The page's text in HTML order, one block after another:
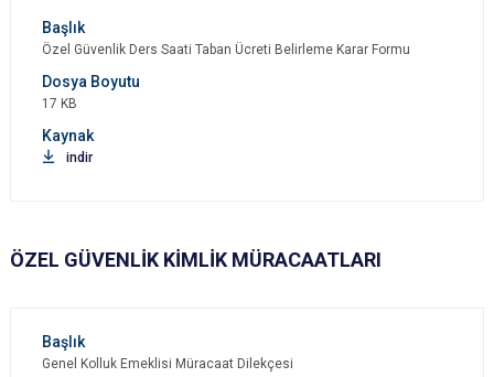
Özel Güvenlik Ders Saati Taban Ücreti Belirleme Karar Formu
17 KB
indir
ÖZEL GÜVENLİK KİMLİK MÜRACAATLARI
Genel Kolluk Emeklisi Müracaat Dilekçesi